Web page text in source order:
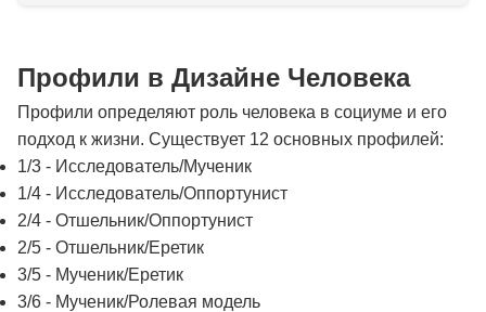
Профили в Дизайне Человека
Профили определяют роль человека в социуме и его
подход к жизни. Существует 12 основных профилей:
1/3 - Исследователь/Мученик
1/4 - Исследователь/Оппортунист
2/4 - Отшельник/Оппортунист
2/5 - Отшельник/Еретик
3/5 - Мученик/Еретик
3/6 - Мученик/Ролевая модель